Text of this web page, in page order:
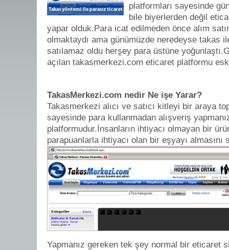
platformları sayesinde
bile biyerlerden değil
yapar olduk.Para icat edilmeden önce alım
olmaktaydı ama günümüzde neredeyse takas
satılamaz oldu herşey para üstüne
açılan takasmerkezi.com eticaret platformu
TakasMerkezi.com nedir Ne işe Yarar?
Takasmerkezi alıcı ve satıcı kitleyi bir araya
sayesinde para kullanmadan alışveriş
platformudur.İnsanların ihtiyacı olmayan bir
parapuanlarla ihtiyacı olan bir eşyayı almasını
Yapmanız gereken tek şey normal bir eticaret